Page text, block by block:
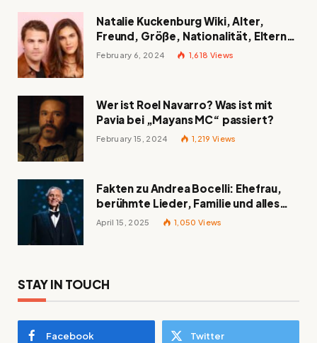
Natalie Kuckenburg Wiki, Alter,
Freund, Größe, Nationalität, Eltern
und mehr
February 6, 2024 1,618 Views
Wer ist Roel Navarro? Was ist mit
Pavia bei „Mayans MC“ passiert?
February 15, 2024 1,219 Views
Fakten zu Andrea Bocelli: Ehefrau,
berühmte Lieder, Familie und alles
Wissenswerte über den italienischen
April 15, 2025 1,050 Views
STAY IN TOUCH
Facebook Twitter